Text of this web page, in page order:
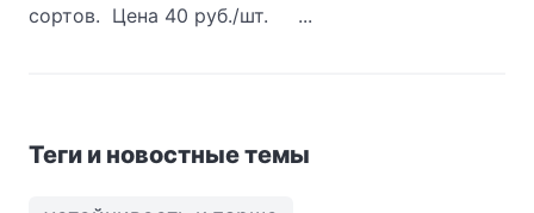
сортов. Цена 40 руб./шт. ...
Теги и новостные темы